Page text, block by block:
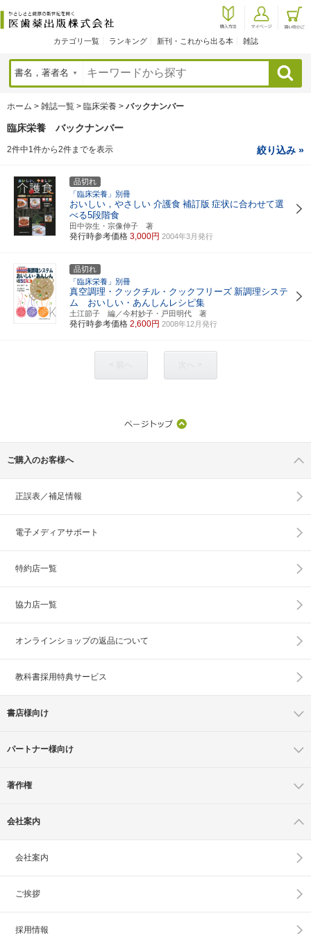
カテゴリ一覧 ランキング 新刊・これから出る本 雑誌
検索
ホーム > 雑誌一覧 > 臨床栄養 > バックナンバー
臨床栄養 バックナンバー
2件中1件から2件までを表示 絞り込み »
品切れ
「臨床栄養」別冊
おいしい，やさしい 介護食 補訂版 症状に合わせて選
べる5段階食
田中弥生・宗像伸子 著
発行時参考価格 3,000円 2004年3月発行
品切れ
「臨床栄養」別冊
真空調理・クックチル・クックフリーズ 新調理システ
ム おいしい・あんしんレシピ集
土江節子 編／今村妙子・戸田明代 著
発行時参考価格 2,600円 2008年12月発行
ご購入のお客様へ
正誤表／補足情報
電子メディアサポート
特約店一覧
協力店一覧
オンラインショップの返品について
教科書採用特典サービス
書店様向け
パートナー様向け
著作権
会社案内
会社案内
ご挨拶
採用情報